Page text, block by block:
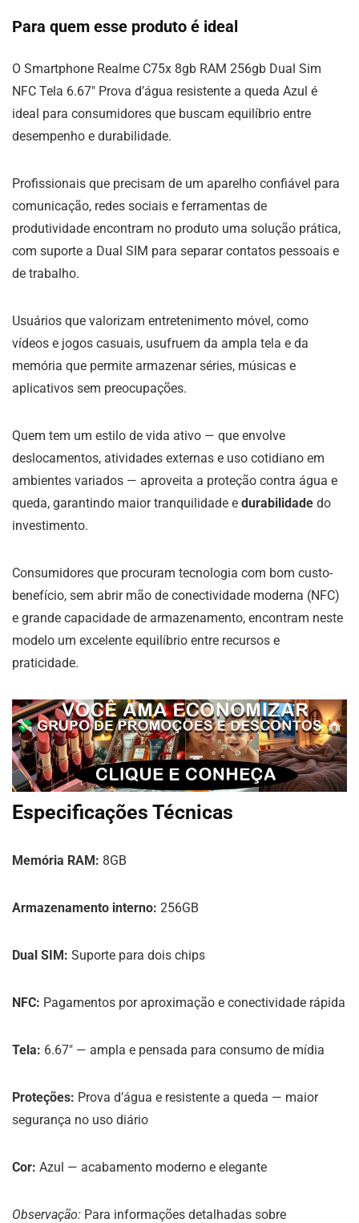
Para quem esse produto é ideal
O Smartphone Realme C75x 8gb RAM 256gb Dual Sim
NFC Tela 6.67″ Prova d’água resistente a queda Azul é
ideal para consumidores que buscam equilíbrio entre
desempenho e durabilidade.
Profissionais que precisam de um aparelho confiável para
comunicação, redes sociais e ferramentas de
produtividade encontram no produto uma solução prática,
com suporte a Dual SIM para separar contatos pessoais e
de trabalho.
Usuários que valorizam entretenimento móvel, como
vídeos e jogos casuais, usufruem da ampla tela e da
memória que permite armazenar séries, músicas e
aplicativos sem preocupações.
Quem tem um estilo de vida ativo — que envolve
deslocamentos, atividades externas e uso cotidiano em
ambientes variados — aproveita a proteção contra água e
queda, garantindo maior tranquilidade e durabilidade do
investimento.
Consumidores que procuram tecnologia com bom custo-
benefício, sem abrir mão de conectividade moderna (NFC)
e grande capacidade de armazenamento, encontram neste
modelo um excelente equilíbrio entre recursos e
praticidade.
Especificações Técnicas
Memória RAM: 8GB
Armazenamento interno: 256GB
Dual SIM: Suporte para dois chips
NFC: Pagamentos por aproximação e conectividade rápida
Tela: 6.67″ — ampla e pensada para consumo de mídia
Proteções: Prova d’água e resistente a queda — maior
segurança no uso diário
Cor: Azul — acabamento moderno e elegante
Observação: Para informações detalhadas sobre